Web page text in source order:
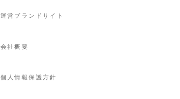
運営ブランドサイト
会社概要
個人情報保護方針